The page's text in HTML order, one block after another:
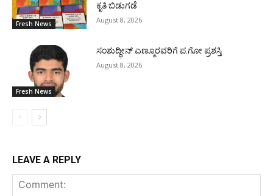
Fresh News
ಕೃತಿ ಬಿಡುಗಡೆ
August 8, 2026
Fresh News
ಸಂಶುದ್ಧೀನ್ ಎಣ್ಮೂರವರಿಗೆ ಪ.ಗೋ ಪ್ರಶಸ್ತಿ
August 8, 2026
LEAVE A REPLY